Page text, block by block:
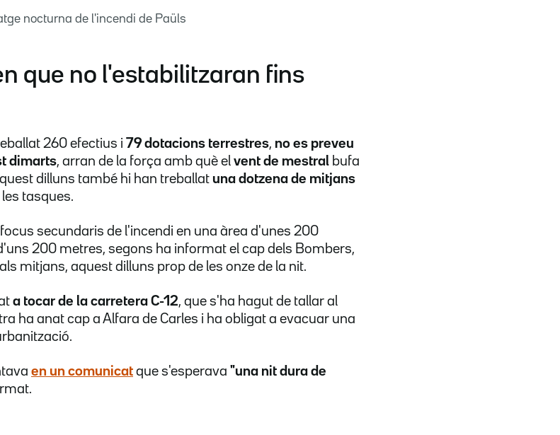
nocturna de l'incendi de Paüls
que no l'estabilitzaran fins
260 efectius i 79 dotacions terrestres, no es preveu
dimarts, arran de la força amb què el vent de mestral bufa
dilluns també hi han treballat una dotzena de mitjans
tasques.
secundaris de l'incendi en una àrea d'unes 200
200 metres, segons ha informat el cap dels Bombers,
mitjans, aquest dilluns prop de les onze de la nit.
a tocar de la carretera C-12, que s'ha hagut de tallar al
ha anat cap a Alfara de Carles i ha obligat a evacuar una
en un comunicat que s'esperava "una nit dura de